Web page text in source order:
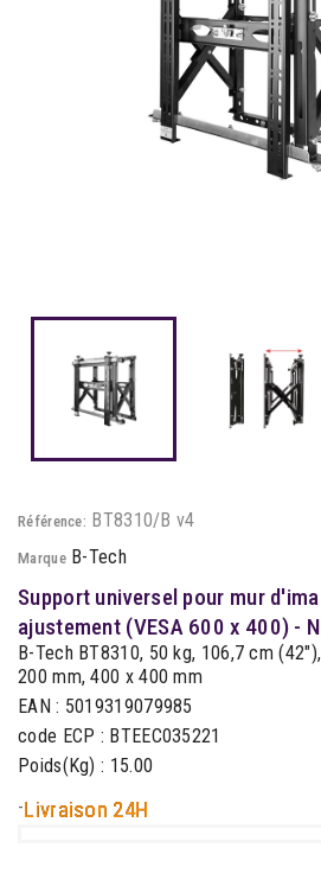
Référence: BT8310/B v4
Marque B-Tech
Support universel pour mur
ajustement (VESA 600 x 400) -
B-Tech BT8310, 50 kg, 106,7 cm
200 mm, 400 x 400 mm
EAN : 5019319079985
code ECP : BTEEC035221
Poids(Kg) : 15.00
-Livraison 24H